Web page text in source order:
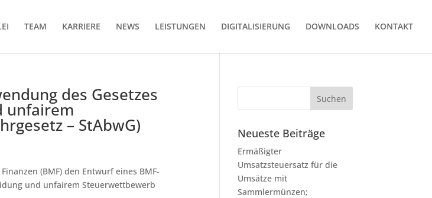
TEAM KARRIERE NEWS LEISTUNGEN DIGITALISIERUNG DOWNLOADS KONTAKT
des Gesetzes
unfairem
– StAbwG)
(BMF) den Entwurf eines BMF-
und unfairem Steuerwettbewerb
Neueste Beiträge
Ermäßigter
Umsatzsteuersatz für die
Umsätze mit
Sammlermünzen;